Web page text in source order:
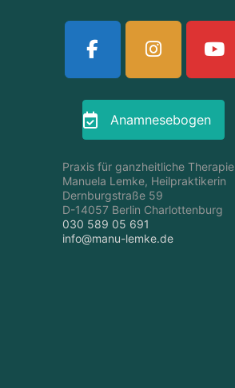
Anamnesebogen
Praxis für ganzheitliche Therapie
Manuela Lemke, Heilpraktikerin
Dernburgstraße 59
D-14057 Berlin Charlottenburg
030 589 05 691
info@manu-lemke.de